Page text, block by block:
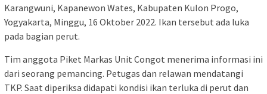
Karangwuni, Kapanewon Wates, Kabupaten Kulon Progo,
Yogyakarta, Minggu, 16 Oktober 2022. Ikan tersebut ada luka
pada bagian perut.
Tim anggota Piket Markas Unit Congot menerima informasi ini
dari seorang pemancing. Petugas dan relawan mendatangi
TKP. Saat diperiksa didapati kondisi ikan terluka di perut dan